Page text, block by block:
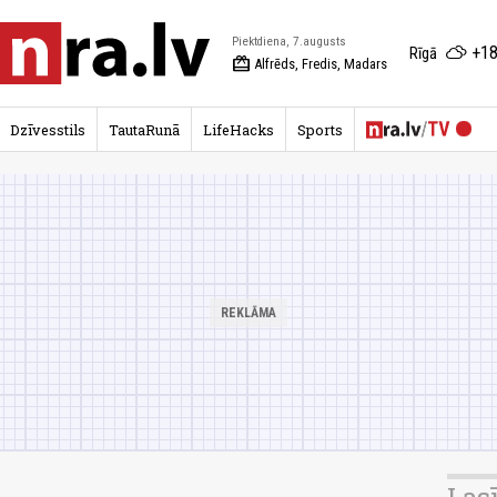
Piektdiena, 7.augusts
redeem Alfrēds, Fredis, Madars
Rīgā
Dzīvesstils TautaRunā LifeHacks Sports